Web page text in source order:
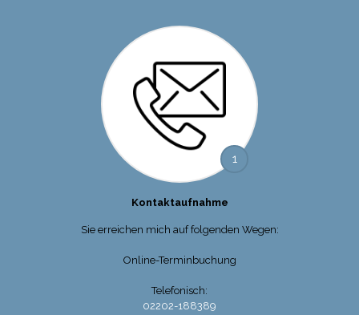
1
Kontaktaufnahme
Sie erreichen mich auf folgenden Wegen:
Online-Terminbuchung
Telefonisch:
02202-188389